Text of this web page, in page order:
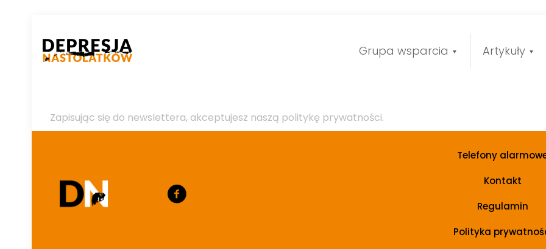
Grupa wsparcia Artykuły
Zapisując się do newslettera, akceptujesz naszą politykę prywatności.
Telefony
Kontakt
Regulamin
Polityka